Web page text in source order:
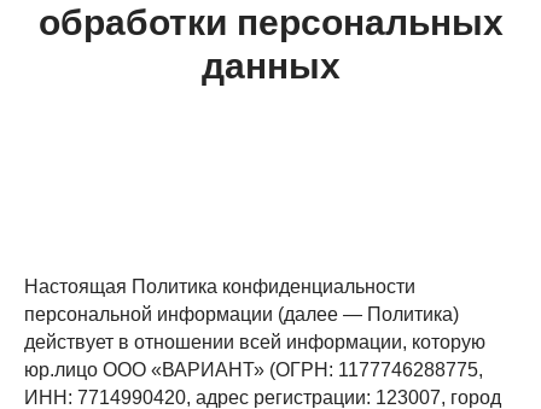
обработки персональных
данных
Настоящая Политика конфиденциальности
персональной информации (далее — Политика)
действует в отношении всей информации, которую
юр.лицо ООО «ВАРИАНТ» (ОГРН: 1177746288775,
ИНН: 7714990420, адрес регистрации: 123007, город